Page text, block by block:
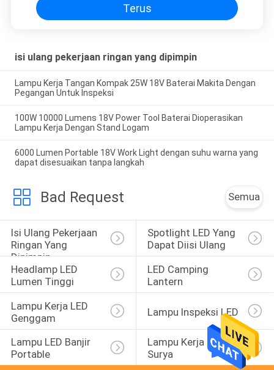
Terus
isi ulang pekerjaan ringan yang dipimpin
Lampu Kerja Tangan Kompak 25W 18V Baterai Makita Dengan
Pegangan Untuk Inspeksi
100W 10000 Lumens 18V Power Tool Baterai Dioperasikan
Lampu Kerja Dengan Stand Logam
6000 Lumen Portable 18V Work Light dengan suhu warna yang
dapat disesuaikan tanpa langkah
Bad Request Semua
Isi Ulang Pekerjaan
Ringan Yang
Dipimpin
Spotlight LED Yang
Dapat Diisi Ulang
Headlamp LED
Lumen Tinggi
LED Camping
Lantern
Lampu Kerja LED
Genggam
Lampu Inspeksi LED
Lampu LED Banjir
Portable
Lampu Kerja LED
Surya